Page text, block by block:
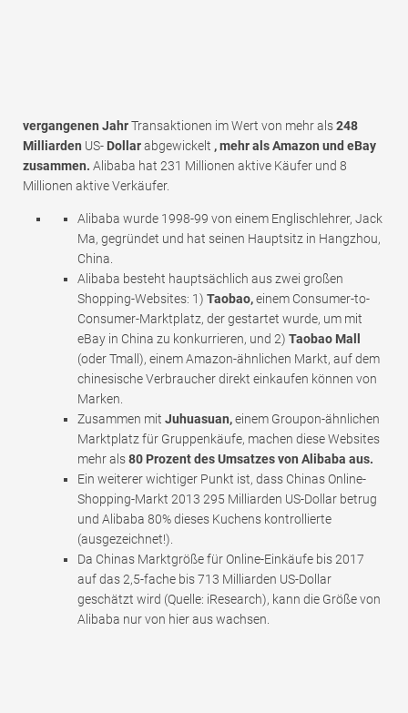
vergangenen JahrTransaktionen im Wert von mehr als248
Milliarden US- Dollarabgewickelt , mehr als Amazon und eBay
zusammen. Alibaba hat 231 Millionen aktive Käufer und 8
Millionen aktive Verkäufer.
Alibaba wurde 1998-99 von einem Englischlehrer, Jack
Ma, gegründet und hat seinen Hauptsitz in Hangzhou,
China.
Alibaba besteht hauptsächlich aus zwei großen
Shopping-Websites: 1) Taobao,einem Consumer-to-
Consumer-Marktplatz, der gestartet wurde, um mit
eBay in China zu konkurrieren, und 2) Taobao Mall
(oder Tmall), einem Amazon-ähnlichen Markt, auf dem
chinesische Verbraucher direkt einkaufen können von
Marken.
Zusammen mit Juhuasuan,einem Groupon-ähnlichen
Marktplatz für Gruppenkäufe, machen diese Websites
mehr als80 Prozent des Umsatzes von Alibaba aus.
Ein weiterer wichtiger Punkt ist, dass Chinas Online-
Shopping-Markt 2013 295 Milliarden US-Dollar betrug
und Alibaba 80% dieses Kuchens kontrollierte
(ausgezeichnet!).
Da Chinas Marktgröße für Online-Einkäufe bis 2017
auf das 2,5-fache bis 713 Milliarden US-Dollar
geschätzt wird (Quelle: iResearch), kann die Größe von
Alibaba nur von hier aus wachsen.